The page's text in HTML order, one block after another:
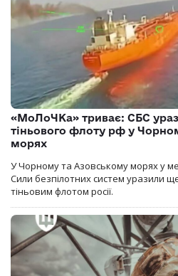
«МоЛоЧКа» триває: СБС
тіньового флоту рф у
морях
У Чорному та Азовському морях у
Сили безпілотних систем уразили
тіньовим флотом росії.